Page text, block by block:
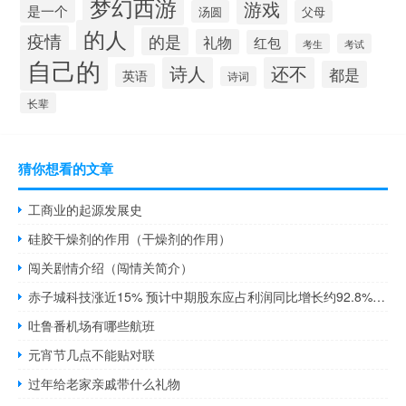
是一个 梦幻西游 汤圆 游戏 父母
疫情 的人 的是 礼物 红包 考生 考试
自己的 英语 诗人 诗词 还不 都是
长辈
猜你想看的文章
工商业的起源发展史
硅胶干燥剂的作用（干燥剂的作用）
闯关剧情介绍（闯情关简介）
赤子城科技涨近15% 预计中期股东应占利润同比增长约92.8%-141.0%
吐鲁番机场有哪些航班
元宵节几点不能贴对联
过年给老家亲戚带什么礼物